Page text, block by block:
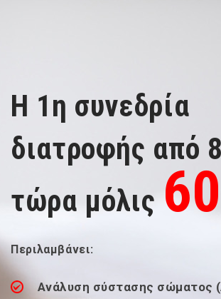
Η 1η συνεδρία
διατροφής από
τώρα μόλις
Περιλαμβάνει:
Ανάλυση σύστασης σώματος